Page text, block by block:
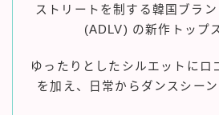
ストリートを制する韓国ブラ
(ADLV) の新作トップ
ゆったりとしたシルエットにロ
を加え、日常からダンスシーン